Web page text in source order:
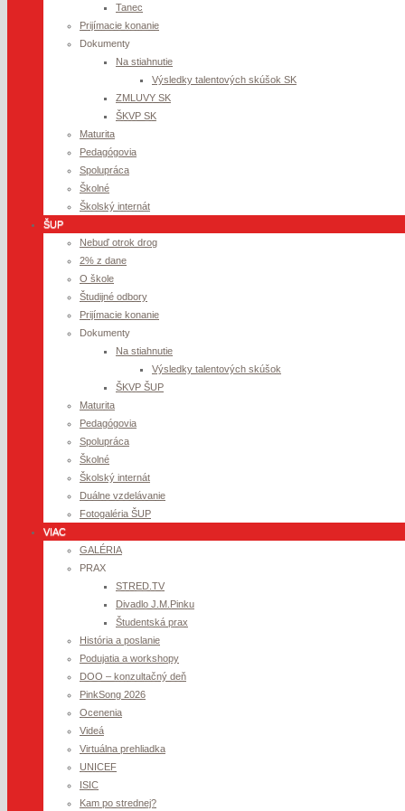
Tanec
Prijímacie konanie
Dokumenty
Na stiahnutie
Výsledky talentových skúšok SK
ZMLUVY SK
ŠKVP SK
Maturita
Pedagógovia
Spolupráca
Školné
Školský internát
ŠUP
Nebuď otrok drog
2% z dane
O škole
Študijné odbory
Prijímacie konanie
Dokumenty
Na stiahnutie
Výsledky talentových skúšok
ŠKVP ŠUP
Maturita
Pedagógovia
Spolupráca
Školné
Školský internát
Duálne vzdelávanie
Fotogaléria ŠUP
VIAC
GALÉRIA
PRAX
STRED.TV
Divadlo J.M.Pinku
Študentská prax
História a poslanie
Podujatia a workshopy
DOO – konzultačný deň
PinkSong 2026
Ocenenia
Videá
Virtuálna prehliadka
UNICEF
ISIC
Kam po strednej?